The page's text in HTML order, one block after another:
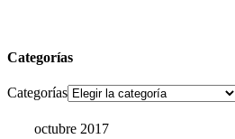
Categorías
Categorías
octubre 2017